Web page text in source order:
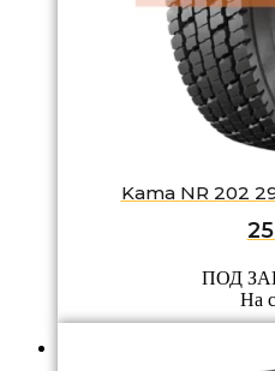
Kama NR 202
ПОД
На